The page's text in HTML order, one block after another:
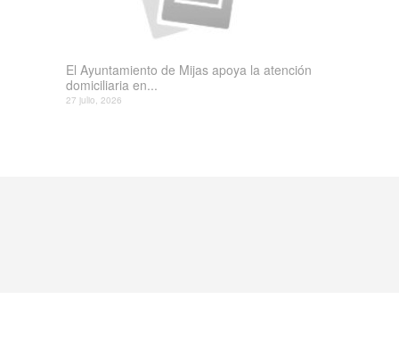
El Ayuntamiento de Mijas apoya la atención
domiciliaria en...
27 julio, 2026